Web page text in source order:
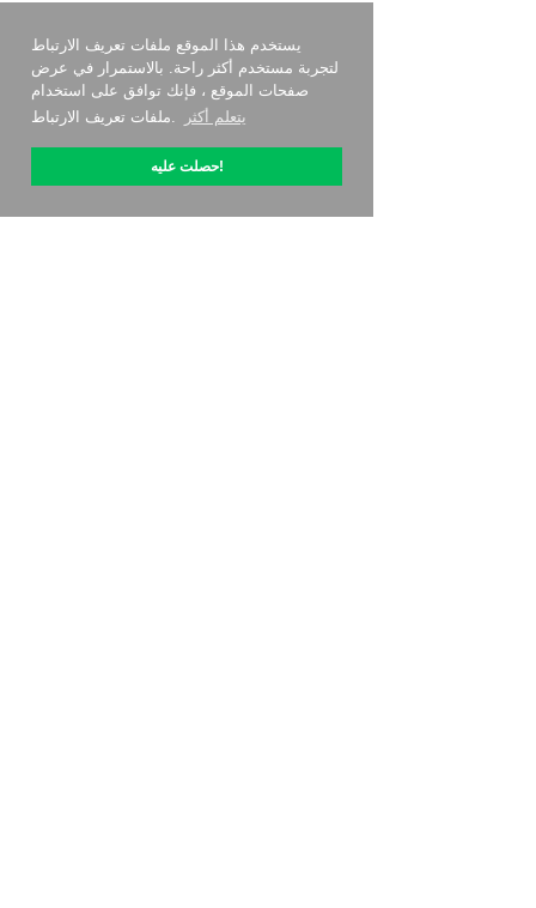
يستخدم هذا الموقع ملفات تعريف الارتباط
لتجربة مستخدم أكثر راحة. بالاستمرار في عرض
صفحات الموقع ، فإنك توافق على استخدام
ملفات تعريف الارتباط.
يتعلم أكثر
حصلت عليه!